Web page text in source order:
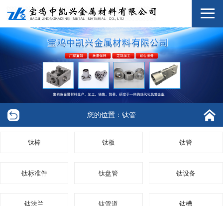
您的位置：钛管
钛棒 钛板 钛管
钛标准件 钛盘管 钛设备
钛法兰 钛管道 钛槽